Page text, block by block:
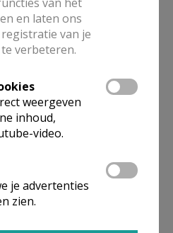
en laten ons
van je
verbeteren.
weergeven
inhoud,
video.
je advertenties
zien.